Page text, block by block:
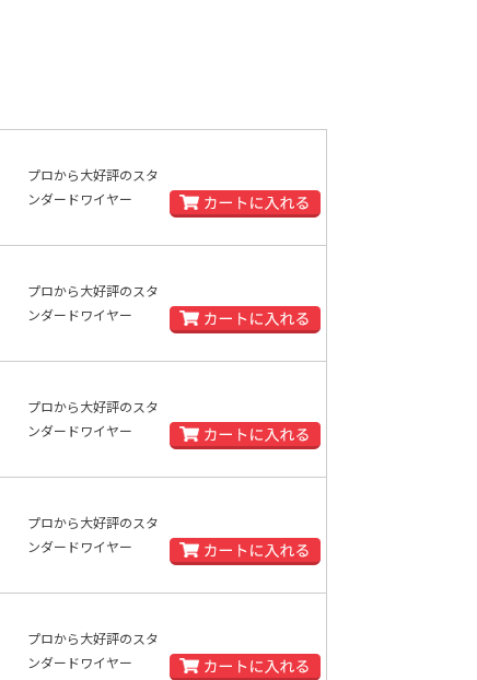
プロから大好評のスタ
ンダードワイヤー
プロから大好評のスタ
ンダードワイヤー
プロから大好評のスタ
ンダードワイヤー
プロから大好評のスタ
ンダードワイヤー
プロから大好評のスタ
ンダードワイヤー